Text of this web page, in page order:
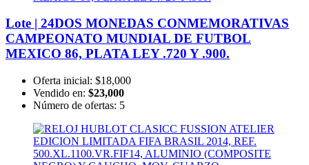
Lote | 24DOS MONEDAS CONMEMORATIVAS
CAMPEONATO MUNDIAL DE FUTBOL
MEXICO 86, PLATA LEY .720 Y .900.
Oferta inicial: $18,000
Vendido en: $23,000
Número de ofertas: 5